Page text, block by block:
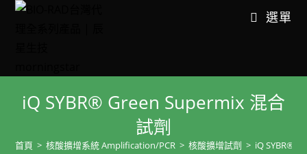
選單
iQ SYBR® Green Supermix 混合
試劑
首頁 > 核酸擴增系統 Amplification/PCR > 核酸擴增試劑 > iQ SYBR®